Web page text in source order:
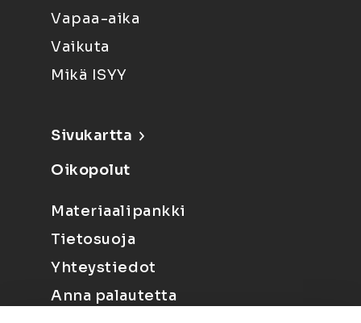
Vapaa-aika
Vaikuta
Mikä ISYY
Sivukartta
Oikopolut
Materiaalipankki
Tietosuoja
Yhteystiedot
Anna palautetta